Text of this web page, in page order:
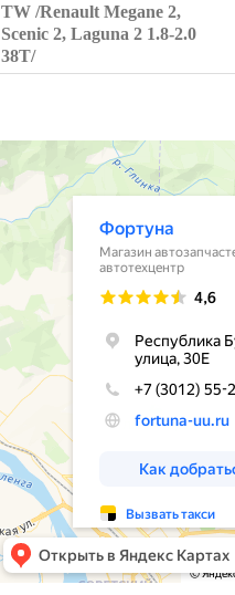
TW /Renault Megane 2,
Scenic 2, Laguna 2 1.8-2.0
38T/